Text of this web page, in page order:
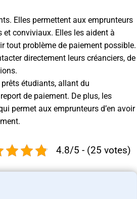
Elles permettent aux emprunteurs
et conviviaux. Elles les aident à
tout problème de paiement possible.
directement leurs créanciers, de
étudiants, allant du
de paiement. De plus, les
permet aux emprunteurs d’en avoir
4.8/5 - (25 votes)